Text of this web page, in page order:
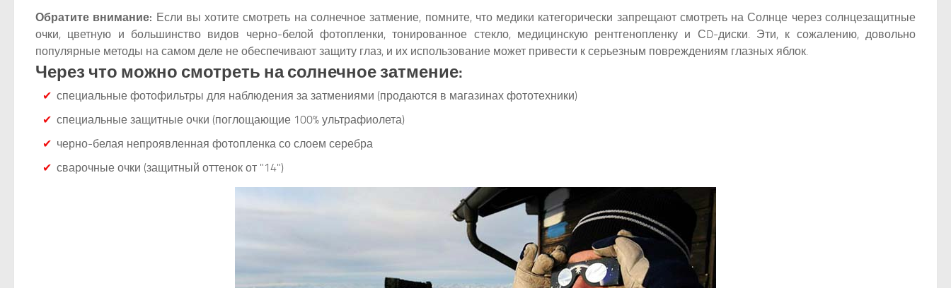
Обратите внимание: Если вы хотите смотреть на солнечное затмение, помните, что медики категорически запрещают смотреть на Солнце через солнцезащитные
очки, цветную и большинство видов черно-белой фотопленки, тонированное стекло, медицинскую рентгенопленку и СD-диски. Эти, к сожалению, довольно
популярные методы на самом деле не обеспечивают защиту глаз, и их использование может привести к серьезным повреждениям глазных яблок.
Через что можно смотреть на солнечное затмение:
специальные фотофильтры для наблюдения за затмениями (продаются в магазинах фототехники)
специальные защитные очки (поглощающие 100% ультрафиолета)
черно-белая непроявленная фотопленка со слоем серебра
сварочные очки (защитный оттенок от "14")